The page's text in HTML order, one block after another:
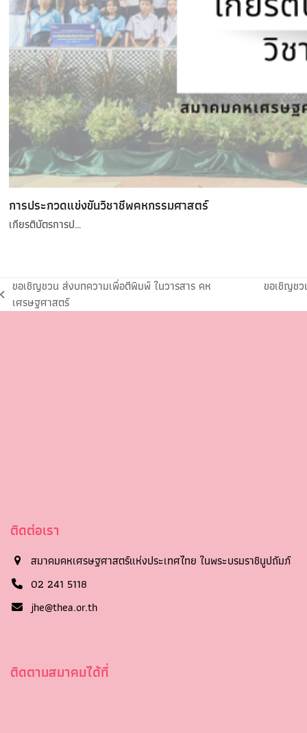
การประกวดแข่งขันวิชาชีพคหกรรมศาสตร์
เกียรติบัตรการป…
ขอเชิญชวน ส่งบทความเพื่อตีพิมพ์ ในวารสาร คห
เศรษฐศาสตร์
ขอเชิญช
ติดต่อเรา
สมาคมคหเศรษฐศาสตร์แห่งประเทศไทย ในพระบรมราชินูปถัมภ์
02 241 5118
jhe@thea.or.th
ติดตามสมาคมได้ที่